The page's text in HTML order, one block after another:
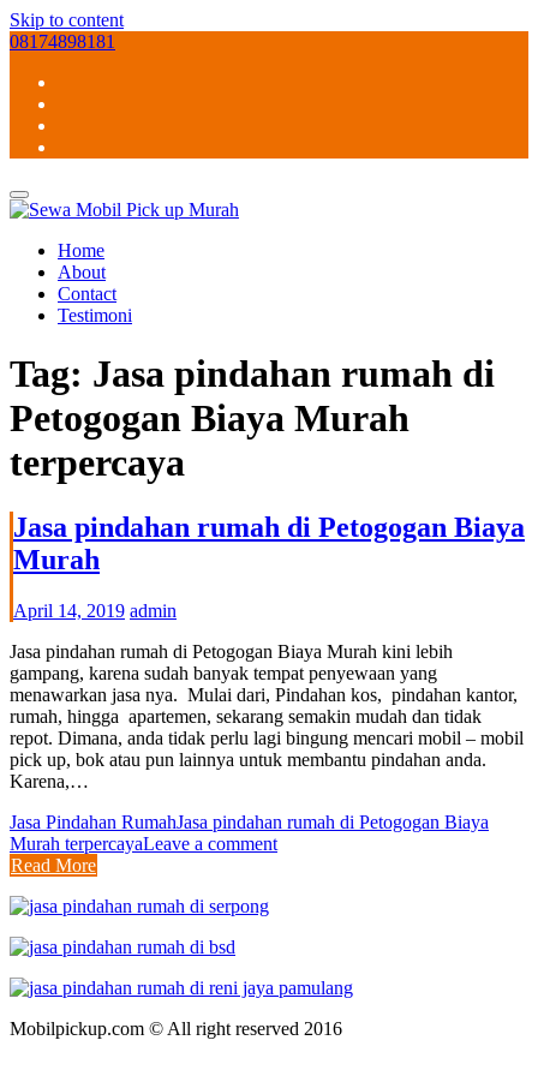
Skip to content
08174898181
Home
About
Contact
Testimoni
Tag: Jasa pindahan rumah di
Petogogan Biaya Murah
terpercaya
Jasa pindahan rumah di Petogogan Biaya
Murah
April 14, 2019 admin
Jasa pindahan rumah di Petogogan Biaya Murah kini lebih
gampang, karena sudah banyak tempat penyewaan yang
menawarkan jasa nya. Mulai dari, Pindahan kos, pindahan kantor,
rumah, hingga apartemen, sekarang semakin mudah dan tidak
repot. Dimana, anda tidak perlu lagi bingung mencari mobil – mobil
pick up, bok atau pun lainnya untuk membantu pindahan anda.
Karena,…
Jasa Pindahan RumahJasa pindahan rumah di Petogogan Biaya
Murah terpercayaLeave a comment
Read More
Mobilpickup.com © All right reserved 2016